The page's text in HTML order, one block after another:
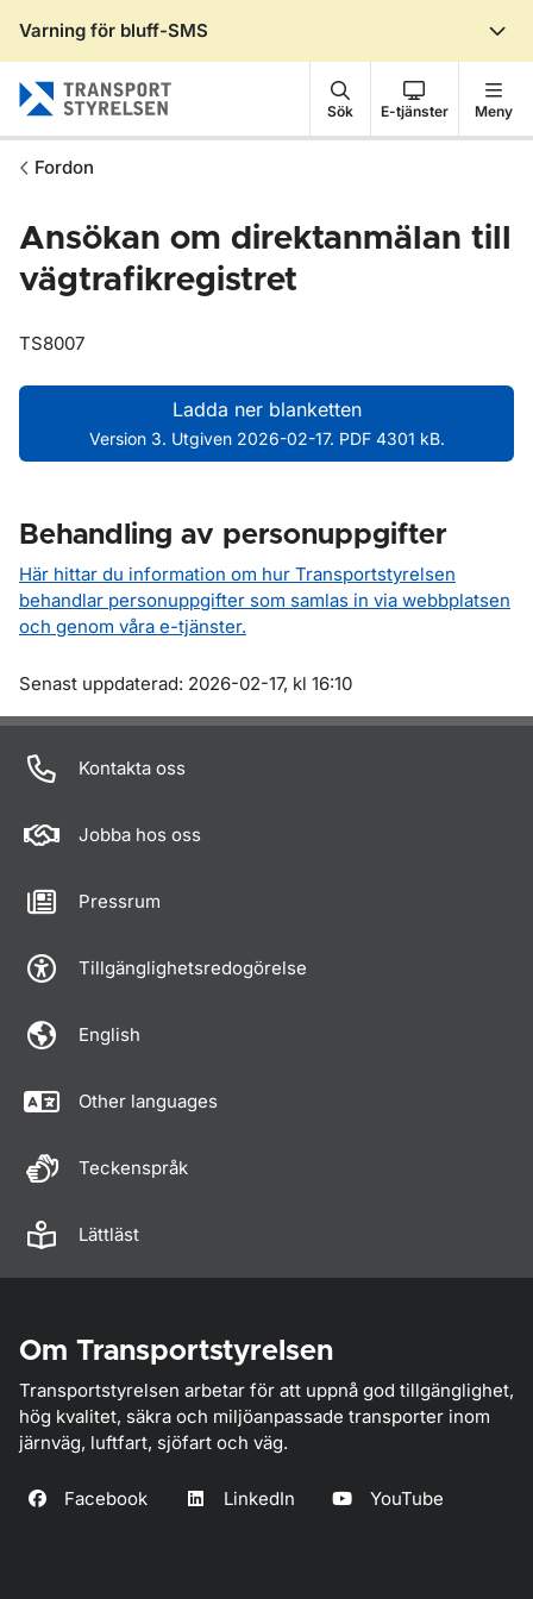
Varning för bluff-SMS
Sök E-tjänster Meny
Fordon
Ansökan om direktanmälan till
vägtrafikregistret
TS8007
Ladda ner blanketten
Version 3. Utgiven 2026-02-17. PDF 4301 kB.
Behandling av personuppgifter
Här hittar du information om hur Transportstyrelsen
behandlar personuppgifter som samlas in via webbplatsen
och genom våra e-tjänster.
Om sidan
Senast uppdaterad: 2026-02-17, kl 16:10
Kontakta oss
Jobba hos oss
Pressrum
Tillgänglighetsredogörelse
English
Other languages
Teckenspråk
Lättläst
Om Transportstyrelsen
Transportstyrelsen arbetar för att uppnå god tillgänglighet,
hög kvalitet, säkra och miljöanpassade transporter inom
järnväg, luftfart, sjöfart och väg.
Facebook LinkedIn YouTube